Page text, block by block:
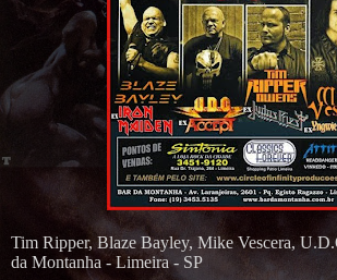
Tim Ripper, Blaze Bayley, Mike Vescera,
da Montanha - Limeira - SP